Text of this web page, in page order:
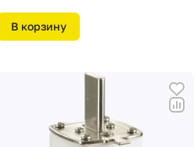
В корзину